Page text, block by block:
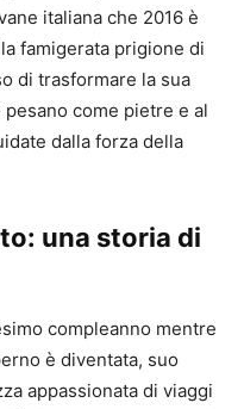
italiana che 2016 è
famigerata prigione di
di trasformare la sua
come pietre e al
dalla forza della
una storia di
compleanno mentre
è diventata, suo
appassionata di viaggi